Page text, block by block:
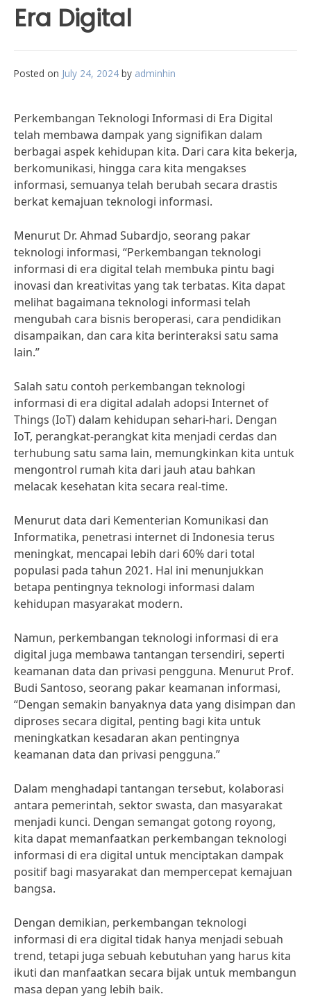
Era Digital
Posted on July 24, 2024 by adminhin
Perkembangan Teknologi Informasi di Era Digital
telah membawa dampak yang signifikan dalam
berbagai aspek kehidupan kita. Dari cara kita bekerja,
berkomunikasi, hingga cara kita mengakses
informasi, semuanya telah berubah secara drastis
berkat kemajuan teknologi informasi.
Menurut Dr. Ahmad Subardjo, seorang pakar
teknologi informasi, “Perkembangan teknologi
informasi di era digital telah membuka pintu bagi
inovasi dan kreativitas yang tak terbatas. Kita dapat
melihat bagaimana teknologi informasi telah
mengubah cara bisnis beroperasi, cara pendidikan
disampaikan, dan cara kita berinteraksi satu sama
lain.”
Salah satu contoh perkembangan teknologi
informasi di era digital adalah adopsi Internet of
Things (IoT) dalam kehidupan sehari-hari. Dengan
IoT, perangkat-perangkat kita menjadi cerdas dan
terhubung satu sama lain, memungkinkan kita untuk
mengontrol rumah kita dari jauh atau bahkan
melacak kesehatan kita secara real-time.
Menurut data dari Kementerian Komunikasi dan
Informatika, penetrasi internet di Indonesia terus
meningkat, mencapai lebih dari 60% dari total
populasi pada tahun 2021. Hal ini menunjukkan
betapa pentingnya teknologi informasi dalam
kehidupan masyarakat modern.
Namun, perkembangan teknologi informasi di era
digital juga membawa tantangan tersendiri, seperti
keamanan data dan privasi pengguna. Menurut Prof.
Budi Santoso, seorang pakar keamanan informasi,
“Dengan semakin banyaknya data yang disimpan dan
diproses secara digital, penting bagi kita untuk
meningkatkan kesadaran akan pentingnya
keamanan data dan privasi pengguna.”
Dalam menghadapi tantangan tersebut, kolaborasi
antara pemerintah, sektor swasta, dan masyarakat
menjadi kunci. Dengan semangat gotong royong,
kita dapat memanfaatkan perkembangan teknologi
informasi di era digital untuk menciptakan dampak
positif bagi masyarakat dan mempercepat kemajuan
bangsa.
Dengan demikian, perkembangan teknologi
informasi di era digital tidak hanya menjadi sebuah
trend, tetapi juga sebuah kebutuhan yang harus kita
ikuti dan manfaatkan secara bijak untuk membangun
masa depan yang lebih baik.